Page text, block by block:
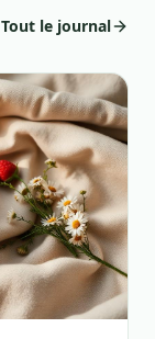
Tout le journal